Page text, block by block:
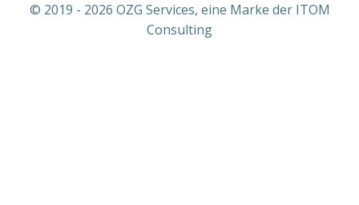
© 2019 - 2026 OZG Services, eine Marke der ITOM
Consulting